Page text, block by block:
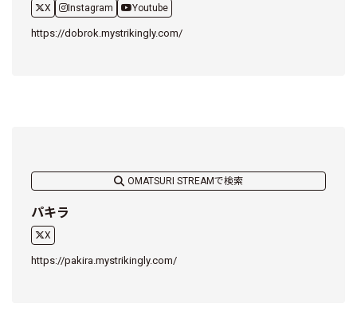
X Instagram Youtube
https://dobrok.mystrikingly.com/
OMATSURI STREAMで検索
パキラ
X
https://pakira.mystrikingly.com/